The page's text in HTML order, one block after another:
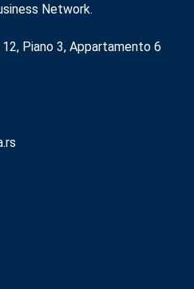
Network.
Piano 3, Appartamento 6